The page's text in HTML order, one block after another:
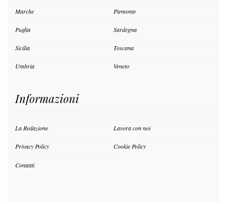
Marche Piemonte
Puglia Sardegna
Sicilia Toscana
Umbria Veneto
Informazioni
La Redazione Lavora con noi
Privacy Policy Cookie Policy
Contatti